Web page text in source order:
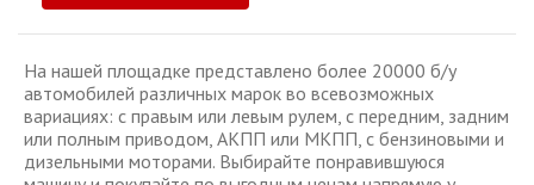
На нашей площадке представлено более 20000 б/у
автомобилей различных марок во всевозможных
вариациях: с правым или левым рулем, с передним, задним
или полным приводом, АКПП или МКПП, с бензиновыми и
дизельными моторами. Выбирайте понравившуюся